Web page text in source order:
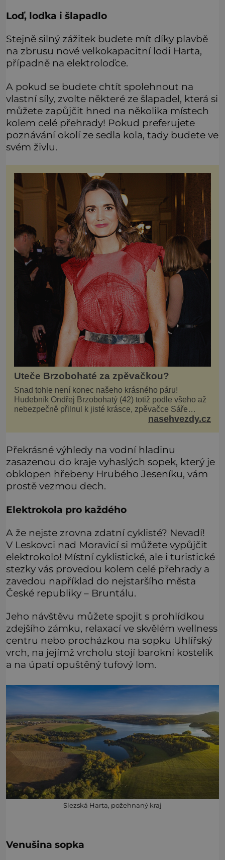
Loď, loďka i šlapadlo
Stejně silný zážitek budete mít díky plavbě
na zbrusu nové velkokapacitní lodi Harta,
případně na elektroloďce.
A pokud se budete chtít spolehnout na
vlastní síly, zvolte některé ze šlapadel, která si
můžete zapůjčit hned na několika místech
kolem celé přehrady! Pokud preferujete
poznávání okolí ze sedla kola, tady budete ve
svém živlu.
Uteče Brzobohaté za zpěvačkou?
Snad tohle není konec našeho krásného páru!
Hudebník Ondřej Brzobohatý (42) totiž podle všeho až
nebezpečně přilnul k jisté krásce, zpěvačce Sáře
Milfajtové (33), která jednou byla hostem v pořadu
nasehvezdy.cz
Překrásné výhledy na vodní hladinu
zasazenou do kraje vyhaslých sopek, který je
obklopen hřebeny Hrubého Jeseníku, vám
prostě vezmou dech.
Elektrokola pro každého
A že nejste zrovna zdatní cyklisté? Nevadí!
V Leskovci nad Moravicí si můžete vypůjčit
elektrokolo! Místní cyklistické, ale i turistické
stezky vás provedou kolem celé přehrady a
zavedou například do nejstaršího města
České republiky – Bruntálu.
Jeho návštěvu můžete spojit s prohlídkou
zdejšího zámku, relaxací ve skvělém wellness
centru nebo procházkou na sopku Uhlířský
vrch, na jejímž vrcholu stojí barokní kostelík
a na úpatí opuštěný tufový lom.
Slezská Harta, požehnaný kraj
Venušina sopka